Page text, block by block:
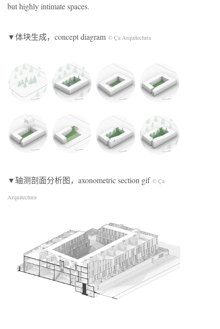
but highly intimate spaces.
▼体块生成，concept diagram © Ça Arquitectura
▼轴测剖面分析图，axonometric section gif © Ça
Arquitectura